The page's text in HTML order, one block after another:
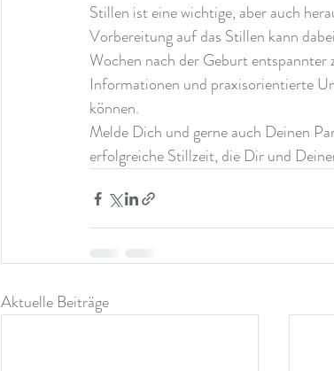
Stillen ist eine wichtige, aber auch
Vorbereitung auf das Stillen kann
Wochen nach der Geburt
Informationen und praxisorientierte
können.
Melde Dich und gerne auch Deinen
erfolgreiche Stillzeit, die Dir und
Aktuelle Beiträge